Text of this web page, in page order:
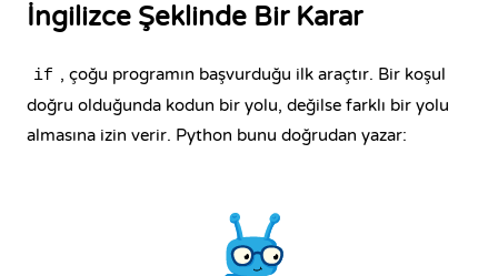
İngilizce Şeklinde Bir Karar
if , çoğu programın başvurduğu ilk araçtır. Bir koşul
doğru olduğunda kodun bir yolu, değilse farklı bir yolu
almasına izin verir. Python bunu doğrudan yazar: